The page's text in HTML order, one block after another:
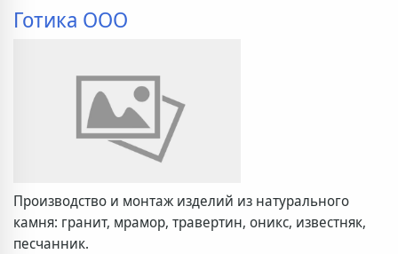
Готика ООО
Производство и монтаж изделий из натурального
камня: гранит, мрамор, травертин, оникс, известняк,
песчанник.